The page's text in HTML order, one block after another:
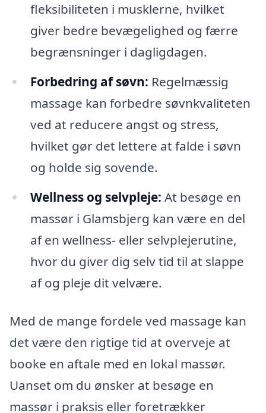
fleksibiliteten i musklerne, hvilket
giver bedre bevægelighed og færre
begrænsninger i dagligdagen.
Forbedring af søvn: Regelmæssig
massage kan forbedre søvnkvaliteten
ved at reducere angst og stress,
hvilket gør det lettere at falde i søvn
og holde sig sovende.
Wellness og selvpleje: At besøge en
massør i Glamsbjerg kan være en del
af en wellness- eller selvplejerutine,
hvor du giver dig selv tid til at slappe
af og pleje dit velvære.
Med de mange fordele ved massage kan
det være den rigtige tid at overveje at
booke en aftale med en lokal massør.
Uanset om du ønsker at besøge en
massør i praksis eller foretrækker